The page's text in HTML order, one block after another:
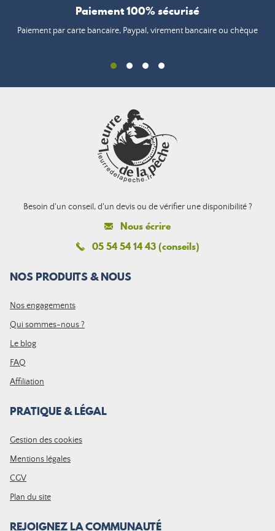
Paiement 100% sécurisé
Paiement par carte bancaire, Paypal, virement bancaire ou chèque
Besoin d'un conseil, d'un devis ou de vérifier une disponibilité ?
Nous écrire
05 54 54 14 43 (conseils)
NOS PRODUITS & NOUS
Nos engagements
Qui sommes-nous ?
Le blog
FAQ
Affiliation
PRATIQUE & LÉGAL
Gestion des cookies
Mentions légales
CGV
Plan du site
REJOIGNEZ LA COMMUNAUTÉ